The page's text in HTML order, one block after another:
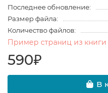
Последнее обновление:
Размер файла:
Количество файлов:
Пример страниц из книги
590₽
В